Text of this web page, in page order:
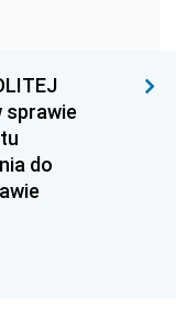
1937
sprawie
do